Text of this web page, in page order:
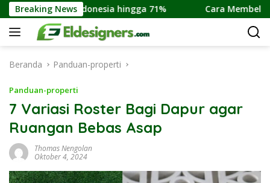
Langsung
ke
konten
Breaking News
hingga 71% Cara Membeli Rumah Indent Di
Beranda Panduan-properti
Panduan-properti
7 Variasi Roster Bagi Dapur agar
Ruangan Bebas Asap
Thomas Nengolan
Oktober 4, 2024